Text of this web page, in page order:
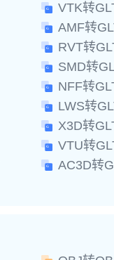
VTK转
AMF转
RVT转
SMD转
NFF转
LWS转
X3D转
VTU转
AC3D转